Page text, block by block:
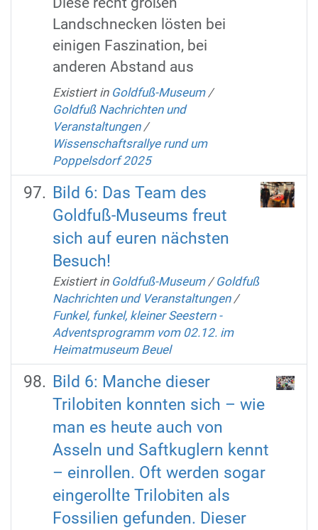
Landschnecken lösten bei
einigen Faszination, bei
anderen Abstand aus
Existiert in Goldfuß-Museum /
Goldfuß Nachrichten und
Veranstaltungen /
Wissenschaftsrallye rund um
Poppelsdorf 2025
Bild 6: Das Team des
Goldfuß-Museums freut
sich auf euren nächsten
Besuch!
Existiert in Goldfuß-Museum /Goldfuß
Nachrichten und Veranstaltungen /
Funkel, funkel, kleiner Seestern -
Adventsprogramm vom 02.12. im
Heimatmuseum Beuel
Bild 6: Manche dieser
Trilobiten konnten sich – wie
man es heute auch von
Asseln und Saftkuglern kennt
– einrollen. Oft werden sogar
eingerollte Trilobiten als
Fossilien gefunden. Dieser